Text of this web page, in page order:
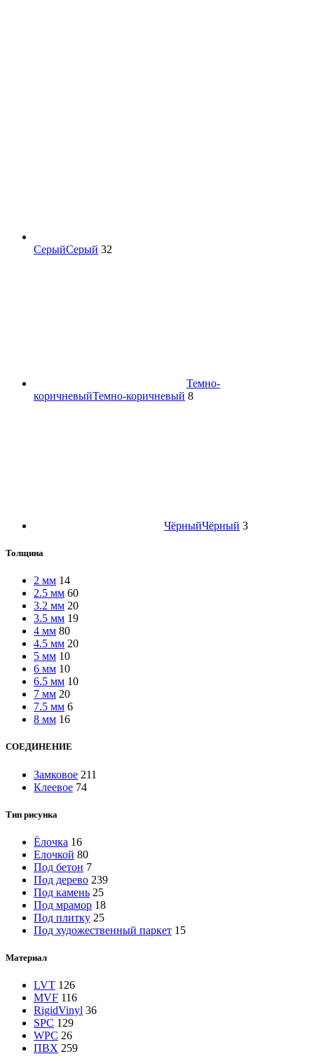
СерыйСерый 32
Темно-
коричневыйТемно-коричневый 8
ЧёрныйЧёрный 3
Толщина
2 мм 14
2.5 мм 60
3.2 мм 20
3.5 мм 19
4 мм 80
4.5 мм 20
5 мм 10
6 мм 10
6.5 мм 10
7 мм 20
7.5 мм 6
8 мм 16
СОЕДИНЕНИЕ
Замковое 211
Клеевое 74
Тип рисунка
Ёлочка 16
Елочкой 80
Под бетон 7
Под дерево 239
Под камень 25
Под мрамор 18
Под плитку 25
Под художественный паркет 15
Материал
LVT 126
MVF 116
RigidVinyl 36
SPC 129
WPC 26
ПВХ 259